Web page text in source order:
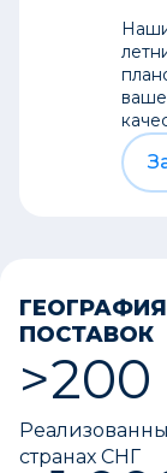
ГЕОГРАФИЯ
ПОСТАВОК
>200
странах СНГ